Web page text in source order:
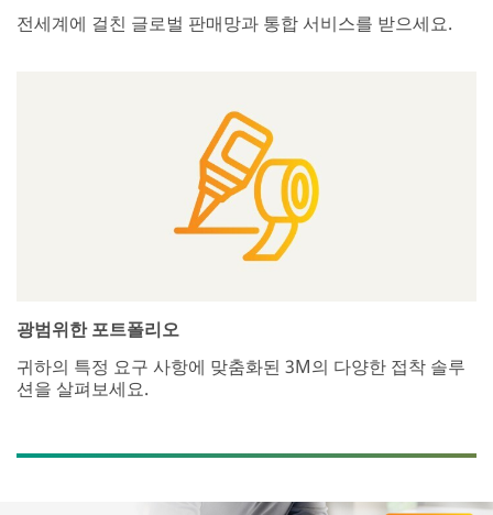
전세계에 걸친 글로벌 판매망과 통합 서비스를 받으세요.
광범위한 포트폴리오
귀하의 특정 요구 사항에 맞춤화된 3M의 다양한 접착 솔루
션을 살펴보세요.